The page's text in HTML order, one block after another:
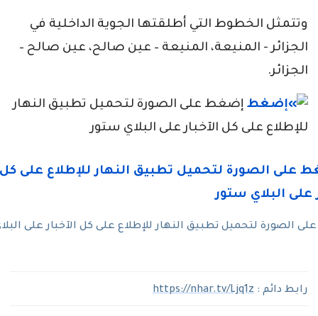
وتتمثل الخطوط التي أطلقتها الجوية الداخلية في
الجزائر - المنيعة، المنيعة – عين صالح، عين صالح –
الجزائر.
إضغط على الصورة لتحميل تطبيق النهار
للإطلاع على كل الآخبار على البلاي ستور
الصورة لتحميل تطبيق النهار للإطلاع على كل الآخبار على
رابط دائم : https://nhar.tv/Ljq1z